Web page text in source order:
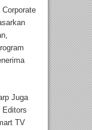
Juga
Editors
TV